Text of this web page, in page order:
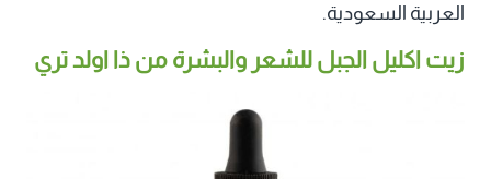
العربية السعودية.
زيت اكليل الجبل للشعر والبشرة من ذا اولد تري